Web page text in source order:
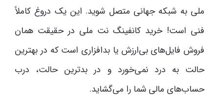
ملی به شبکه جهانی متصل شوید. این یک دروغ کاملاً
فنی است! خرید کانفینگ نت ملی در حقیقت همان
فروش فایل‌های بی‌ارزش یا بدافزاری است که در بهترین
حالت به درد نمی‌خورد و در بدترین حالت، درب
حساب‌های مالی شما را می‌گشاید.